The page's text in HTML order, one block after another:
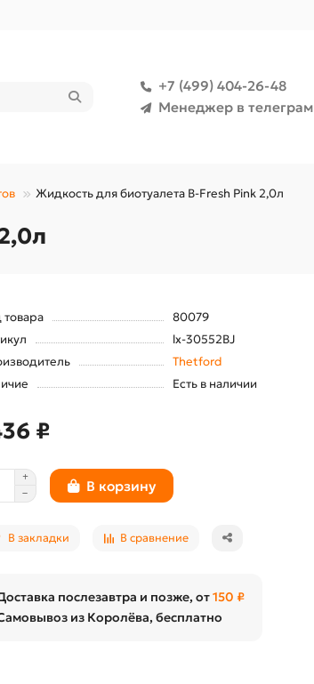
+7 (499) 404-26-48
Менеджер в телеграм
Жидкость для биотуалета B-Fresh Pink 2,0л
товара
80079
lx-30552BJ
Thetford
Есть в наличии
₽
В корзину
В закладки В сравнение
послезавтра и позже, от150 ₽
из Королёва, бесплатно